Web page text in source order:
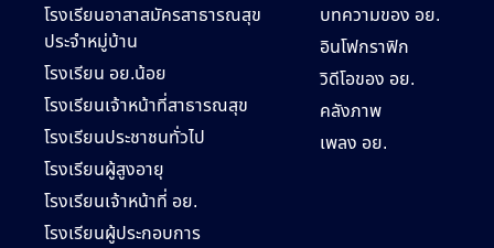
โรงเรียนอาสาสมัครสาธารณสุข
ประจำหมู่บ้าน
โรงเรียน อย.น้อย
โรงเรียนเจ้าหน้าที่สาธารณสุข
โรงเรียนประชาชนทั่วไป
โรงเรียนผู้สูงอายุ
โรงเรียนเจ้าหน้าที่ อย.
โรงเรียนผู้ประกอบการ
บทความของ อย.
อินโฟกราฟิก
วิดีโอของ อย.
คลังภาพ
เพลง อย.